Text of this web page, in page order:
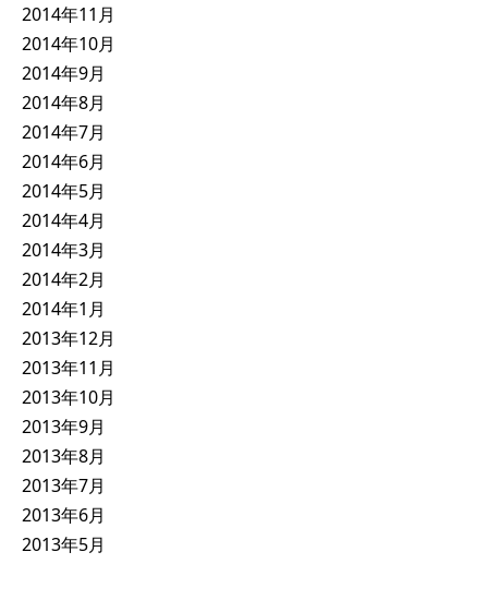
2014年11月
2014年10月
2014年9月
2014年8月
2014年7月
2014年6月
2014年5月
2014年4月
2014年3月
2014年2月
2014年1月
2013年12月
2013年11月
2013年10月
2013年9月
2013年8月
2013年7月
2013年6月
2013年5月